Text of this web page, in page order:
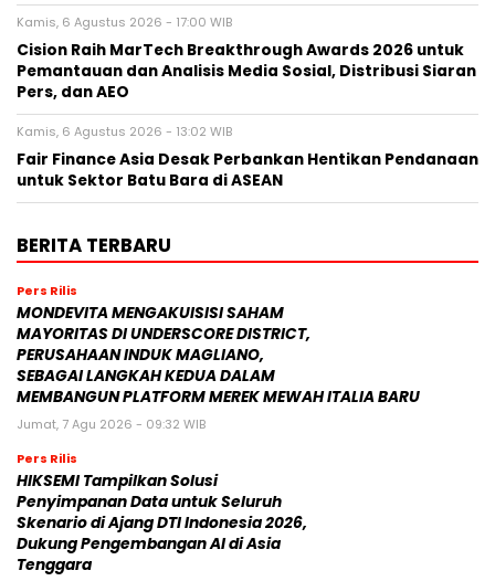
Kamis, 6 Agustus 2026 - 17:00 WIB
Cision Raih MarTech Breakthrough Awards 2026 untuk
Pemantauan dan Analisis Media Sosial, Distribusi Siaran
Pers, dan AEO
Kamis, 6 Agustus 2026 - 13:02 WIB
Fair Finance Asia Desak Perbankan Hentikan Pendanaan
untuk Sektor Batu Bara di ASEAN
BERITA TERBARU
Pers Rilis
MONDEVITA MENGAKUISISI SAHAM
MAYORITAS DI UNDERSCORE DISTRICT,
PERUSAHAAN INDUK MAGLIANO,
SEBAGAI LANGKAH KEDUA DALAM
MEMBANGUN PLATFORM MEREK MEWAH ITALIA BARU
Jumat, 7 Agu 2026 - 09:32 WIB
Pers Rilis
HIKSEMI Tampilkan Solusi
Penyimpanan Data untuk Seluruh
Skenario di Ajang DTI Indonesia 2026,
Dukung Pengembangan AI di Asia
Tenggara